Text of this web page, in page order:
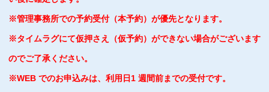
※管理事務所での予約受付（本予約）が優先となります。
※タイムラグにて仮押さえ（仮予約）ができない場合がございます
のでご了承ください。
※WEB でのお申込みは、利用日1 週間前までの受付です。